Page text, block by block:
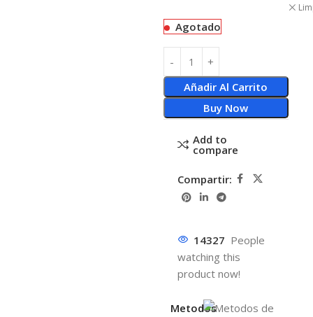
Agotado
Añadir Al Carrito
Buy Now
Add to
compare
Compartir:
14327 People
watching this
product now!
Metodos